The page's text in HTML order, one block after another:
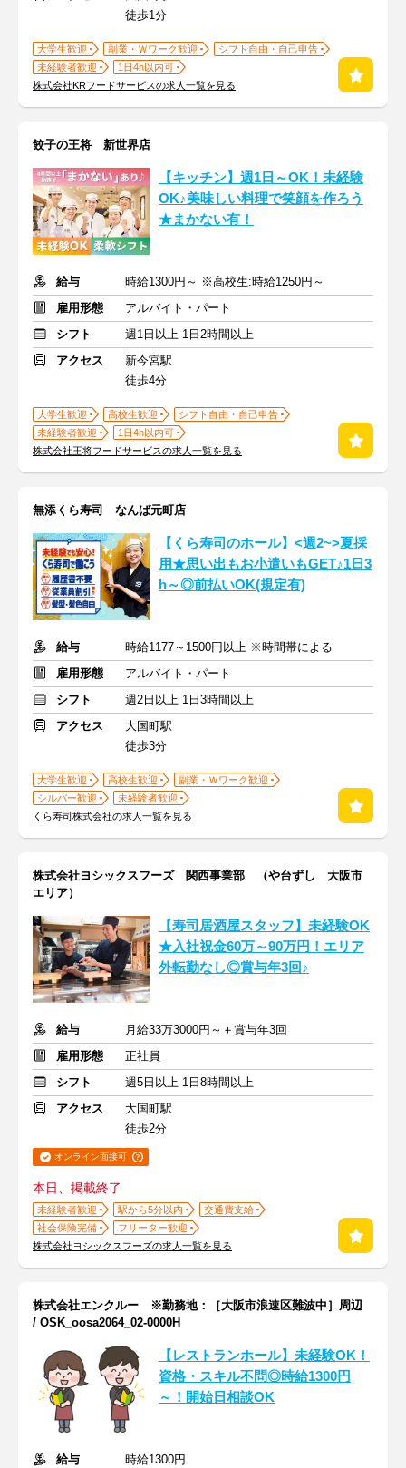
徒歩1分
大学生歓迎 副業・Ｗワーク歓迎
シフト自由・自己申告
未経験者歓迎
1日4h以内可
株式会社KRフードサービスの求人一覧を見る
餃子の王将 新世界店
【キッチン】週1日～OK！未経験
OK♪美味しい料理で笑顔を作ろう
★まかない有！
給与
時給1300円～ ※高校生:時給1250円～
雇用形態
アルバイト・パート
シフト
週1日以上 1日2時間以上
アクセス
新今宮駅
徒歩4分
大学生歓迎 高校生歓迎
シフト自由・自己申告
未経験者歓迎
1日4h以内可
株式会社王将フードサービスの求人一覧を見る
無添くら寿司 なんば元町店
【くら寿司のホール】<週2~>夏採
用★思い出もお小遣いもGET♪1日3
h～◎前払いOK(規定有)
給与
時給1177～1500円以上 ※時間帯による
雇用形態
アルバイト・パート
シフト
週2日以上 1日3時間以上
アクセス
大国町駅
徒歩3分
大学生歓迎 高校生歓迎
副業・Ｗワーク歓迎
シルバー歓迎
未経験者歓迎
くら寿司株式会社の求人一覧を見る
株式会社ヨシックスフーズ 関西事業部 （や台ずし 大阪市
エリア）
【寿司居酒屋スタッフ】未経験OK
★入社祝金60万～90万円！エリア
外転勤なし◎賞与年3回♪
給与
月給33万3000円～＋賞与年3回
雇用形態
正社員
シフト
週5日以上 1日8時間以上
アクセス
大国町駅
徒歩2分
オンライン面接可
本日、掲載終了
未経験者歓迎 駅から5分以内
交通費支給
社会保険完備
フリーター歓迎
株式会社ヨシックスフーズの求人一覧を見る
株式会社エンクルー ※勤務地：［大阪市浪速区難波中］周辺
/ OSK_oosa2064_02-0000H
【レストランホール】未経験OK！
資格・スキル不問◎時給1300円
～！開始日相談OK
給与
時給1300円